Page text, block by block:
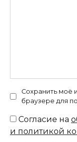
Сохранить моё
браузере для
Согласие на
и политикой